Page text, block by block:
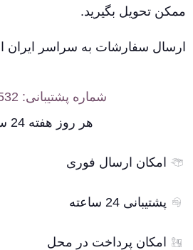
ممکن تحویل بگیرید.
ارسال سفارشات به سراسر ایران
شماره پشتیبانی: 09375959532
هر روز هفته 24 ساعته
امکان ارسال فوری
پشتیبانی 24 ساعته
امکان پرداخت در محل